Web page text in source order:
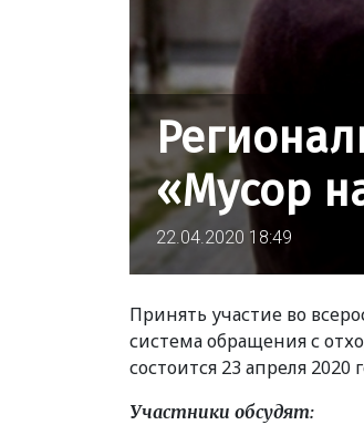
«Мусор
22.04.2020 18:49
Принять участие во
система обращения с
состоится 23 апреля 2020
Участники обсудят: